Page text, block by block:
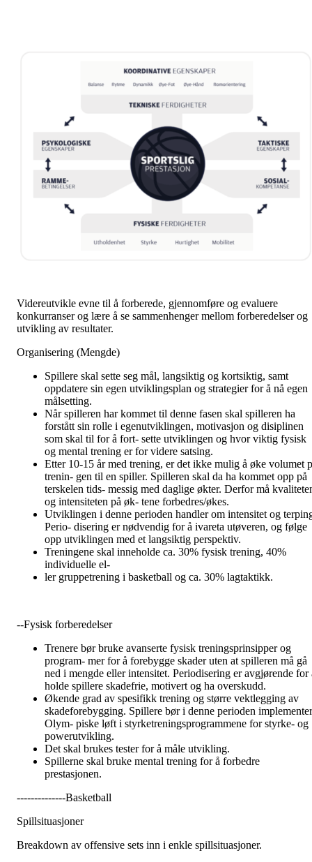
Videreutvikle evne til å forberede, gjennomføre og evaluere
konkurranser og lære å se sammenhenger mellom forberedelser og
utvikling av resultater.
Organisering (Mengde)
Spillere skal sette seg mål, langsiktig og kortsiktig, samt
oppdatere sin egen utviklingsplan og strategier for å nå egen
målsetting.
Når spilleren har kommet til denne fasen skal spilleren ha
forstått sin rolle i egenutviklingen, motivasjon og disiplinen
som skal til for å fort- sette utviklingen og hvor viktig fysisk
og mental trening er for videre satsing.
Etter 10-15 år med trening, er det ikke mulig å øke volumet
trenin- gen til en spiller. Spilleren skal da ha kommet opp på
terskelen tids- messig med daglige økter. Derfor må
og intensiteten på øk- tene forbedres/økes.
Utviklingen i denne perioden handler om intensitet og
Perio- disering er nødvendig for å ivareta utøveren, og følge
opp utviklingen med et langsiktig perspektiv.
Treningene skal inneholde ca. 30% fysisk trening, 40%
individuelle el-
ler gruppetrening i basketball og ca. 30% lagtaktikk.
--Fysisk forberedelser
Trenere bør bruke avanserte fysisk treningsprinsipper og
program- mer for å forebygge skader uten at spilleren må gå
ned i mengde eller intensitet. Periodisering er avgjørende for
holde spillere skadefrie, motivert og ha overskudd.
Økende grad av spesifikk trening og større vektlegging av
skadeforebygging. Spillere bør i denne perioden
Olym- piske løft i styrketreningsprogrammene for styrke- og
powerutvikling.
Det skal brukes tester for å måle utvikling.
Spillerne skal bruke mental trening for å forbedre
prestasjonen.
--------------Basketball
Spillsituasjoner
Breakdown av offensive sets inn i enkle spillsituasjoner.